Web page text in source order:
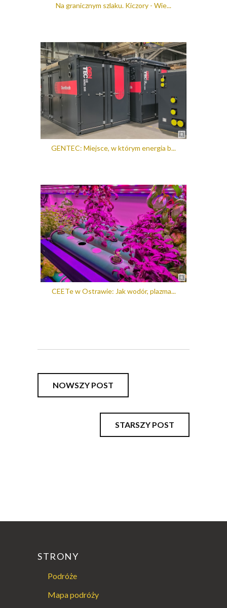
Na granicznym szlaku. Kiczory - Wie...
GENTEC: Miejsce, w którym energia b...
CEETe w Ostrawie: Jak wodór, plazma...
NOWSZY POST
STARSZY POST
STRONY
Podróże
Mapa podróży